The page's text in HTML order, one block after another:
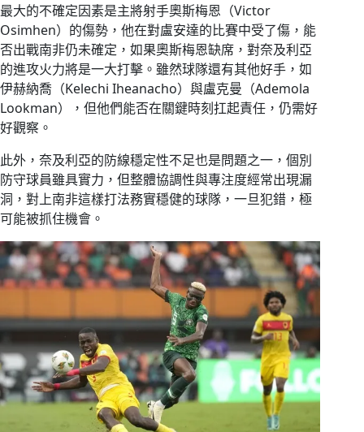
最大的不確定因素是主將射手奧斯梅恩（Victor
Osimhen）的傷勢，他在對盧安達的比賽中受了傷，能
否出戰南非仍未確定，如果奧斯梅恩缺席，對奈及利亞
的進攻火力將是一大打擊。雖然球隊還有其他好手，如
伊赫納喬（Kelechi Iheanacho）與盧克曼（Ademola
Lookman），但他們能否在關鍵時刻扛起責任，仍需好
好觀察。
此外，奈及利亞的防線穩定性不足也是問題之一，個別
防守球員雖具實力，但整體協調性與專注度經常出現漏
洞，對上南非這樣打法務實穩健的球隊，一旦犯錯，極
可能被抓住機會。